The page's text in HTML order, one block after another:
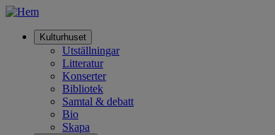
Hoppa
huvudinnehåll
Gå
startsidan
Huvudmeny
Öppna
meny
Kulturhuset
Utställningar
Litteratur
Konserter
Bibliotek
Samtal & debatt
Bio
Skapa